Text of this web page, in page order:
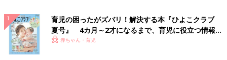
700mlの水筒を買ったのであった。届いた物を見るとわりと量は
入りそうなので、しばらくこれで様子を見てほしいとむすめに伝
え、水筒探しの旅は幕を閉じた……。
育児の困ったがズバリ！解決する本『ひよこクラブ
夏号』 4カ月～2才になるまで、育児に役立つ情報が
いっぱい！
赤ちゃん・育児